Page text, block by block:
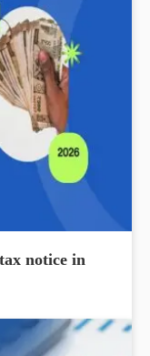
notice in